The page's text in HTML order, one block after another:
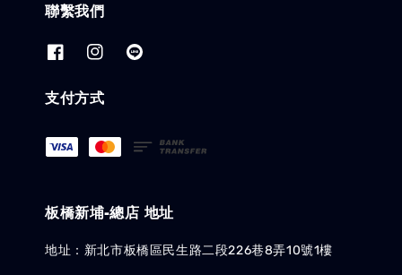
聯繫我們
支付方式
板橋新埔-總店 地址
地址：新北市板橋區民生路二段226巷8弄10號1樓